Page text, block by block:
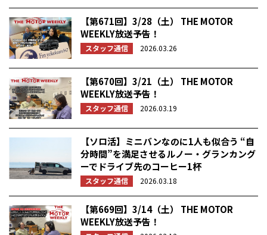
【第671回】3/28（土） THE MOTOR
WEEKLY放送予告！
スタッフ通信 2026.03.26
【第670回】3/21（土） THE MOTOR
WEEKLY放送予告！
スタッフ通信 2026.03.19
【ソロ活】ミニバンなのに1人も似合う “自
分時間”を満足させるルノー・グランカング
ーでドライブ先のコーヒー1杯
スタッフ通信 2026.03.18
【第669回】3/14（土） THE MOTOR
WEEKLY放送予告！